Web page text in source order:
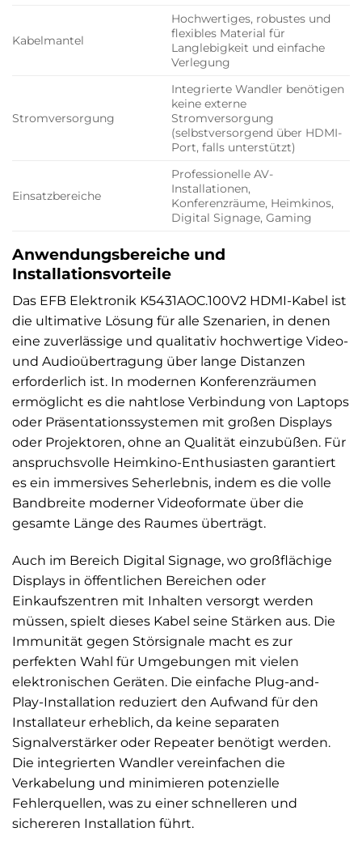
Kabelmantel
Hochwertiges, robustes und
flexibles Material für
Langlebigkeit und einfache
Verlegung
Stromversorgung
Integrierte Wandler benötigen
keine externe
Stromversorgung
(selbstversorgend über HDMI-
Port, falls unterstützt)
Einsatzbereiche
Professionelle AV-
Installationen,
Konferenzräume, Heimkinos,
Digital Signage, Gaming
Anwendungsbereiche und
Installationsvorteile
Das EFB Elektronik K5431AOC.100V2 HDMI-Kabel ist
die ultimative Lösung für alle Szenarien, in denen
eine zuverlässige und qualitativ hochwertige Video-
und Audioübertragung über lange Distanzen
erforderlich ist. In modernen Konferenzräumen
ermöglicht es die nahtlose Verbindung von Laptops
oder Präsentationssystemen mit großen Displays
oder Projektoren, ohne an Qualität einzubüßen. Für
anspruchsvolle Heimkino-Enthusiasten garantiert
es ein immersives Seherlebnis, indem es die volle
Bandbreite moderner Videoformate über die
gesamte Länge des Raumes überträgt.
Auch im Bereich Digital Signage, wo großflächige
Displays in öffentlichen Bereichen oder
Einkaufszentren mit Inhalten versorgt werden
müssen, spielt dieses Kabel seine Stärken aus. Die
Immunität gegen Störsignale macht es zur
perfekten Wahl für Umgebungen mit vielen
elektronischen Geräten. Die einfache Plug-and-
Play-Installation reduziert den Aufwand für den
Installateur erheblich, da keine separaten
Signalverstärker oder Repeater benötigt werden.
Die integrierten Wandler vereinfachen die
Verkabelung und minimieren potenzielle
Fehlerquellen, was zu einer schnelleren und
sichereren Installation führt.